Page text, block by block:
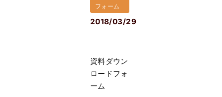
フォーム
2018/03/29
資料ダウン
ロードフォ
ーム